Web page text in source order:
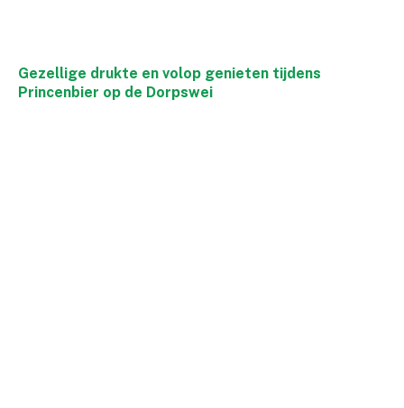
Gezellige drukte en volop genieten tijdens
Princenbier op de Dorpswei